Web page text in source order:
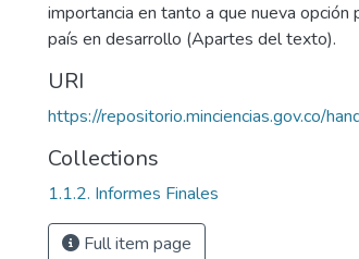
importancia en tanto a que nueva
país en desarrollo (Apartes del texto).
URI
https://repositorio.minciencias.gov.co/
Collections
1.1.2. Informes Finales
Full item page